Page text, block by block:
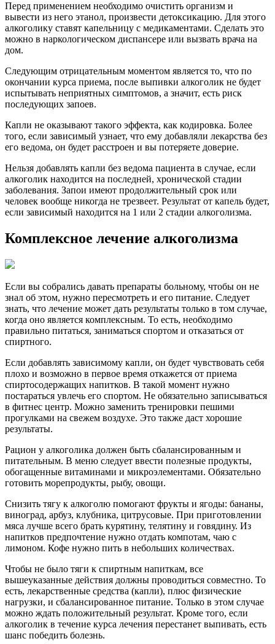
Перед применением необходимо очистить организм и
вывести из него этанол, произвести детоксикацию. Для этого
алкоголику ставят капельницу с медикаментами. Сделать это
можно в наркологическом диспансере или вызвать врача на
дом.
Следующим отрицательным моментом является то, что по
окончании курса приема, после выпивки алкоголик не будет
испытывать неприятных симптомов, а значит, есть риск
последующих запоев.
Капли не оказывают такого эффекта, как кодировка. Более
того, если зависимый узнает, что ему добавляли лекарства без
его ведома, он будет расстроен и вы потеряете доверие.
Нельзя добавлять капли без ведома пациента в случае, если
алкоголик находится на последней, хронической стадии
заболевания. Запои имеют продолжительный срок или
человек вообще никогда не трезвеет. Результат от капель будет,
если зависимый находится на 1 или 2 стадии алкоголизма.
Комплексное лечение алкоголизма
Если вы собрались давать препараты больному, чтобы он не
знал об этом, нужно пересмотреть и его питание. Следует
знать, что лечение может дать результаты только в том случае,
когда оно является комплексным. То есть, необходимо
правильно питаться, заниматься спортом и отказаться от
спиртного.
Если добавлять зависимому капли, он будет чувствовать себя
плохо и возможно в первое время откажется от приема
спиртосодержащих напитков. В такой момент нужно
постараться увлечь его спортом. Не обязательно записываться
в фитнес центр. Можно заменить тренировки пешими
прогулками на свежем воздухе. Это также даст хорошие
результаты.
Рацион у алкоголика должен быть сбалансированным и
питательным. В меню следует ввести полезные продукты,
обогащенные витаминами и микроэлементами. Обязательно
готовить морепродукты, рыбу, овощи.
Снизить тягу к алкоголю помогают фрукты и ягоды: бананы,
виноград, арбуз, клубника, цитрусовые. При приготовлении
мяса лучше всего брать курятину, телятину и говядину. Из
напитков предпочтение нужно отдать компотам, чаю с
лимоном. Кофе нужно пить в небольших количествах.
Чтобы не было тяги к спиртным напиткам, все
вышеуказанные действия должны проводиться совместно. То
есть, лекарственные средства (капли), плюс физические
нагрузки, и сбалансированное питание. Только в этом случае
можно ждать положительный результат. Кроме того, если
алкоголик в течение курса лечения перестанет выпивать, есть
шанс победить болезнь.